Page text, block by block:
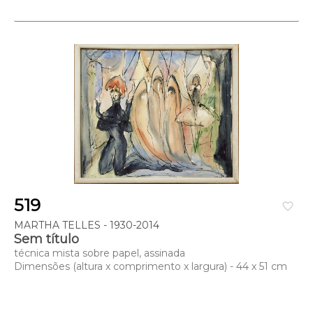
favorite_border
519
MARTHA TELLES - 1930-2014
Sem título
técnica mista sobre papel, assinada
Dimensões (altura x comprimento x largura) - 44 x 51 cm